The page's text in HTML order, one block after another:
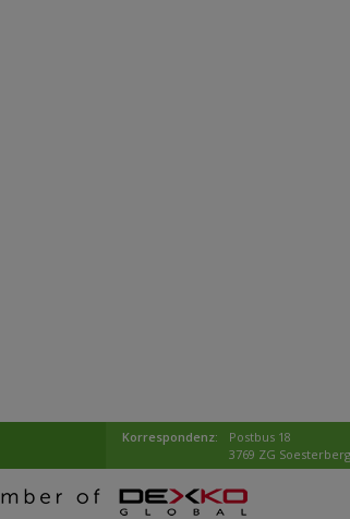
Korrespondenz:
Postbus 18
3769 ZG Soesterberg